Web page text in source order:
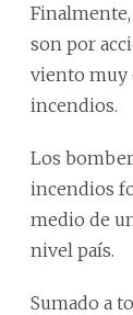
son por
viento muy
incendios.
Los
incendios
medio de
nivel país.
Sumado a